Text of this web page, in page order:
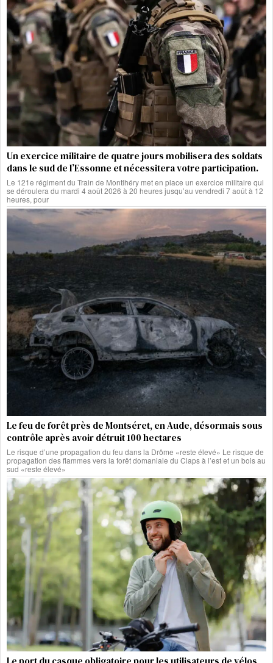
Un exercice militaire de quatre jours mobilisera des soldats
dans le sud de l’Essonne et nécessitera votre participation.
Le 121e régiment du Train de Montlhéry met en place un exercice militaire qui
se déroulera du mardi 4 août 2026 à 20 heures jusqu’au vendredi 7 août à 12
heures, pour
Le feu de forêt près de Montséret, en Aude, désormais sous
contrôle après avoir détruit 100 hectares
Le risque d’une propagation du feu dans la Drôme «reste élevé» Le risque de
propagation des flammes vers la forêt domaniale du Claps à l’est et un bois au
sud «reste élevé»